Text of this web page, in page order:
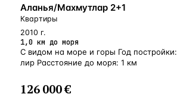
БЛИЗКО К МОРЮ
Аланья/Махмутлар 2+1
Квартиры
2010 г.
1,0 км до моря
С видом на море и горы Год
лир Расстояние до моря: 1 км
126 000 €